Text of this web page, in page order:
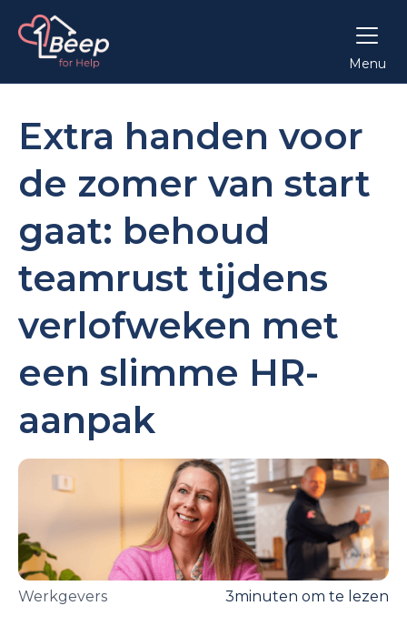
Menu
Extra handen voor
de zomer van start
gaat: behoud
teamrust tijdens
verlofweken met
een slimme HR-
aanpak
Werkgevers 3minuten om te lezen